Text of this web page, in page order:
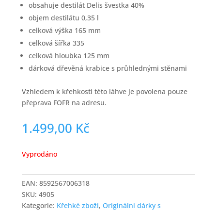
obsahuje destilát Delis švestka 40%
objem destilátu 0,35 l
celková výška 165 mm
celková šířka 335
celková hloubka 125 mm
dárková dřevěná krabice s průhlednými stěnami
Vzhledem k křehkosti této láhve je povolena pouze
přeprava FOFR na adresu.
1.499,00 Kč
Vyprodáno
EAN: 8592567006318
SKU: 4905
Kategorie: Křehké zboží, Originální dárky s